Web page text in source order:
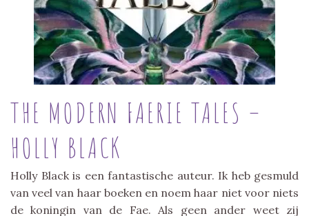
THE MODERN FAERIE TALES –
HOLLY BLACK
Holly Black is een fantastische auteur. Ik heb gesmuld
van veel van haar boeken en noem haar niet voor niets
de koningin van de Fae. Als geen ander weet zij